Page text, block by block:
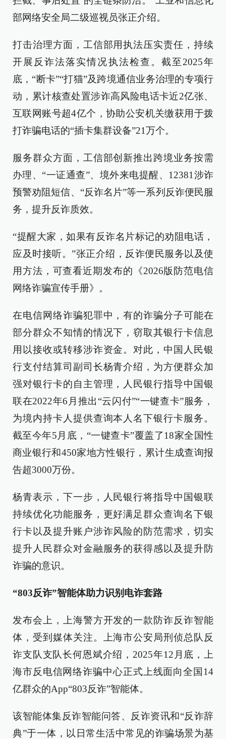
部网络安全局二级巡视员张正介绍。
打击治理方面，工信部用执法压实责任，持续
开展反诈法落实情况执法检查。截至2025年
底，“断卡”“打猫”及跨境通信业务治理的专项行
动，累计核查处置涉诈高风险电话卡近2亿张、
互联网账号超4亿个，协助公安机关缴获用于拨
打诈骗电话的“插卡集群设备”21万个。
服务群众方面，工信部创新推出跨境业务按需
办理、“一证通查”、境外来电提醒、12381涉诈
预警劝阻短信、“反诈名片”等一系列反诈便民服
务，提升反诈质效。
“提醒大家，如果有反诈名片标记的劝阻电话，
应及时接听。”张正介绍，反诈便民服务以及使
用方法，可查看近期发布的《2026版防范电信
网络诈骗宣传手册》。
在电信网络诈骗犯罪中，有的诈骗分子可能在
部分群众不知情的情况下，窃取其银行卡信息
用以接收或转移涉诈资金。对此，中国人民银
行支付结算司副司长杨青介绍，为方便群众加
强对银行卡的自主管理，人民银行指导中国银
联在2022年6月推出“云闪付”“一键查卡”服务，
为境内持卡人提供查询本人名下银行卡服务。
截至今年5月底，“一键查卡”覆盖了18家全国性
商业银行和450家地方性银行，累计生成查询报
告超3000万份。
杨青表示，下一步，人民银行将指导中国银联
持续优化功能服务，更好满足群众查询名下银
行卡以及提升账户涉诈风险的防范需求，切实
提升人民群众对金融服务的获得感以及提升防
诈骗的意识。
“803反诈”智能体助力识别电诈套路
发布会上，上海警方开发的一款防诈反诈智能
体，受到媒体关注。上海市公安局刑侦总队反
诈支队支队长何恩斌介绍，2025年12月底，上
海市反电信网络诈骗中心正式上线面向全国14
亿群众的App“803反诈”智能体。
该智能体集反诈智能问答、反诈资讯和“反诈辞
典”于一体，以日常生活中常见的诈骗场景为基